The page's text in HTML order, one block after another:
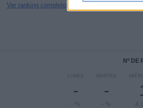
Ver ranking completo
Nº DE
LUNES
-
- %
MARTES
-
- %